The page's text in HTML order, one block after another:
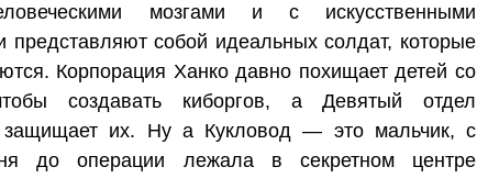
мозгами и с искусственными
представляют собой идеальных солдат, которые
Корпорация Ханко давно похищает детей со
создавать киборгов, а Девятый отдел
защищает их. Ну а Кукловод — это мальчик, с
до операции лежала в секретном центре